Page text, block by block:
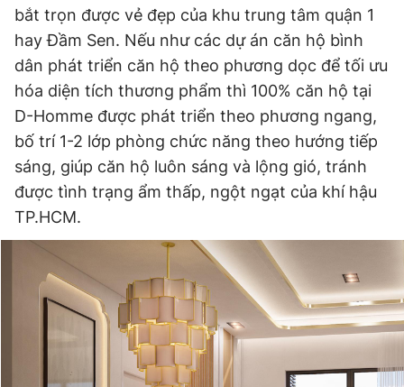
bắt trọn được vẻ đẹp của khu trung tâm quận 1
hay Đầm Sen. Nếu như các dự án căn hộ bình
dân phát triển căn hộ theo phương dọc để tối ưu
hóa diện tích thương phẩm thì 100% căn hộ tại
D-Homme được phát triển theo phương ngang,
bố trí 1-2 lớp phòng chức năng theo hướng tiếp
sáng, giúp căn hộ luôn sáng và lộng gió, tránh
được tình trạng ẩm thấp, ngột ngạt của khí hậu
TP.HCM.